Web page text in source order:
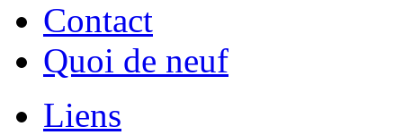
Contact
Quoi de neuf
Liens